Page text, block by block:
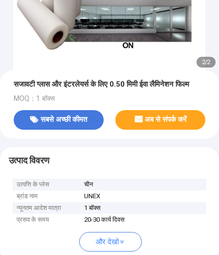
2/2
सजावटी ग्लास और इंटरलेयर्स के लिए 0.50 मिमी ईवा लैमिनेशन फिल्म
MOQ：1 बॉक्स
सबसे अच्छी कीमत अब से संपर्क करें
उत्पाद विवरण
उत्पत्ति के प्लेस
चीन
ब्रांड नाम
UNEX
न्यूनतम आदेश मात्रा
1 बॉक्स
प्रसव के समय
20-30 कार्य दिवस
और देखो